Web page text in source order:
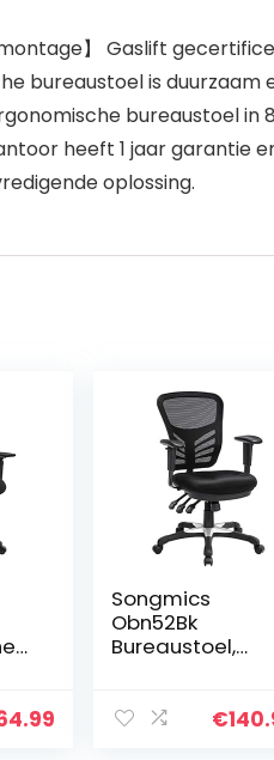
】 Gaslift
bureaustoel is
bureaustoel
heeft 1 jaar
oplossing.
Songmics
Obn52Bk
Bureaustoel,
Bureaustoel
€